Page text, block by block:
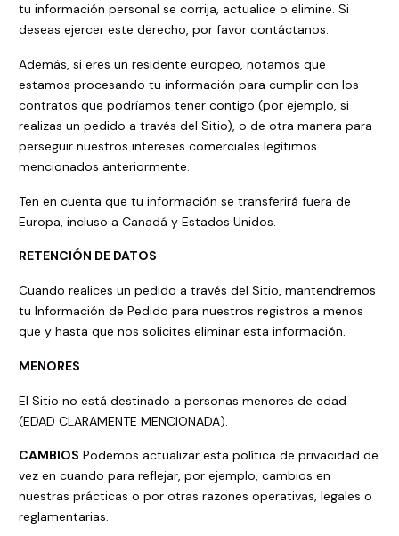
tu información personal se corrija, actualice o elimine. Si
deseas ejercer este derecho, por favor contáctanos.
Además, si eres un residente europeo, notamos que
estamos procesando tu información para cumplir con los
contratos que podríamos tener contigo (por ejemplo, si
realizas un pedido a través del Sitio), o de otra manera para
perseguir nuestros intereses comerciales legítimos
mencionados anteriormente.
Ten en cuenta que tu información se transferirá fuera de
Europa, incluso a Canadá y Estados Unidos.
RETENCIÓN DE DATOS
Cuando realices un pedido a través del Sitio, mantendremos
tu Información de Pedido para nuestros registros a menos
que y hasta que nos solicites eliminar esta información.
MENORES
El Sitio no está destinado a personas menores de edad
(EDAD CLARAMENTE MENCIONADA).
CAMBIOS Podemos actualizar esta política de privacidad de
vez en cuando para reflejar, por ejemplo, cambios en
nuestras prácticas o por otras razones operativas, legales o
reglamentarias.